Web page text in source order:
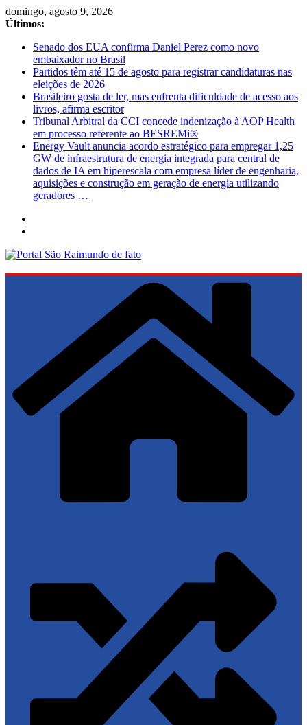
Pular
para
conteúdo
domingo, agosto 9, 2026
Últimos:
Senado dos EUA confirma Daniel Perez como novo
embaixador no Brasil
Partidos têm até 15 de agosto para registrar candidaturas nas
eleições de 2026
Brasileiro gosta de ler, mas enfrenta dificuldade de acesso aos
livros, afirma escritor
Tribunal Arbitral da CCI concede indenização à AOP Health
em processo referente ao BESREMi®
Energy Vault anuncia acordo estratégico para empregar 1,25
GW de infraestrutura de energia integrada para central de
dados de IA em hiperescala com empresa líder de engenharia,
aquisições e construção em geração de energia utilizando
geradores …